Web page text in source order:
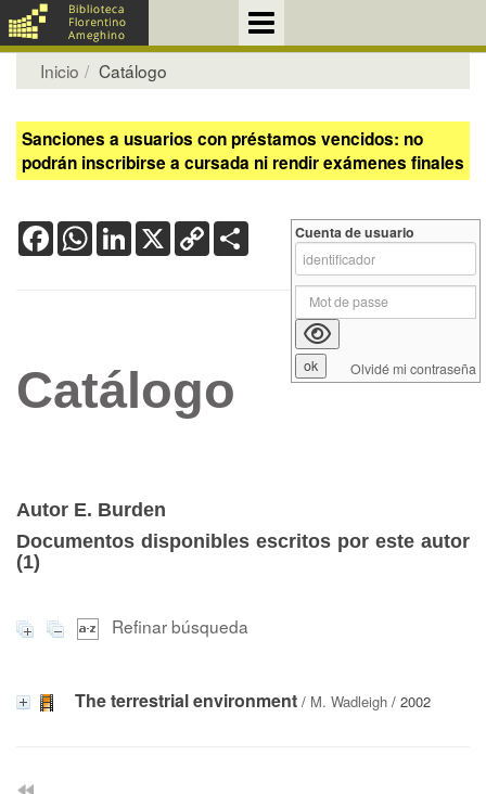
Inicio Catálogo
Sanciones a usuarios con préstamos vencidos: no
podrán inscribirse a cursada ni rendir exámenes finales
FacebookWhatsApp
LinkedIn
X Copy
Link
Catálogo
Autor E. Burden
Documentos disponibles escritos por este autor
(1)
Refinar búsqueda
The terrestrial environment / M. Wadleigh / 2002
Cuenta de usuario
Olvidé mi contraseña